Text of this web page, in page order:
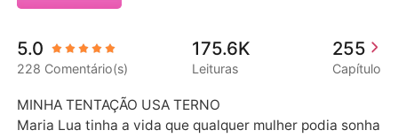
Baixar App
Bilionários
5.0
228 Comentário(s)
175.6K
Leituras
255
Capítulo
MINHA TENTAÇÃO USA TERNO
Maria Lua tinha a vida que qualquer mulher podia sonha